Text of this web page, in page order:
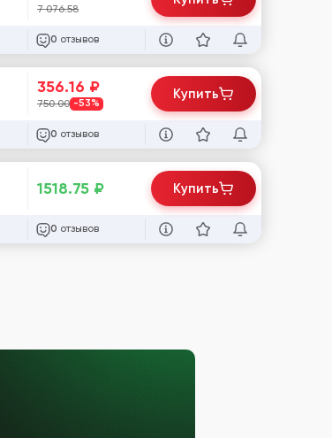
7 076.58
0 отзывов
356.16 ₽
750.00 -53%
0 отзывов
Купить
1518.75 ₽
0 отзывов
Купить